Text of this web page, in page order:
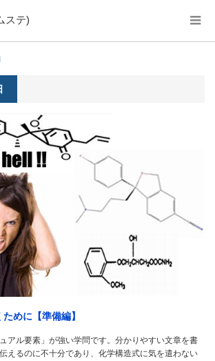
ステ)
めに【準備編】
アル要素」が強い学問です。分かりやすい文章を書
えるのに不十分であり、化学構造式に気を遣わない